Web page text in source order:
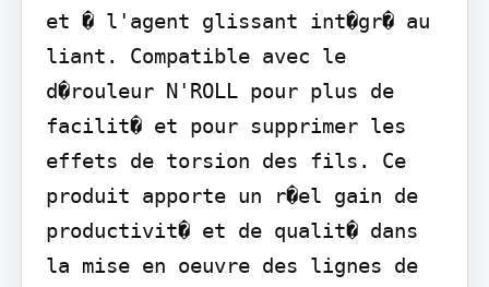
et � l'agent glissant int�gr� au
liant. Compatible avec le
d�rouleur N'ROLL pour plus de
facilit� et pour supprimer les
effets de torsion des fils. Ce
produit apporte un r�el gain de
productivit� et de qualit� dans
la mise en oeuvre des lignes de